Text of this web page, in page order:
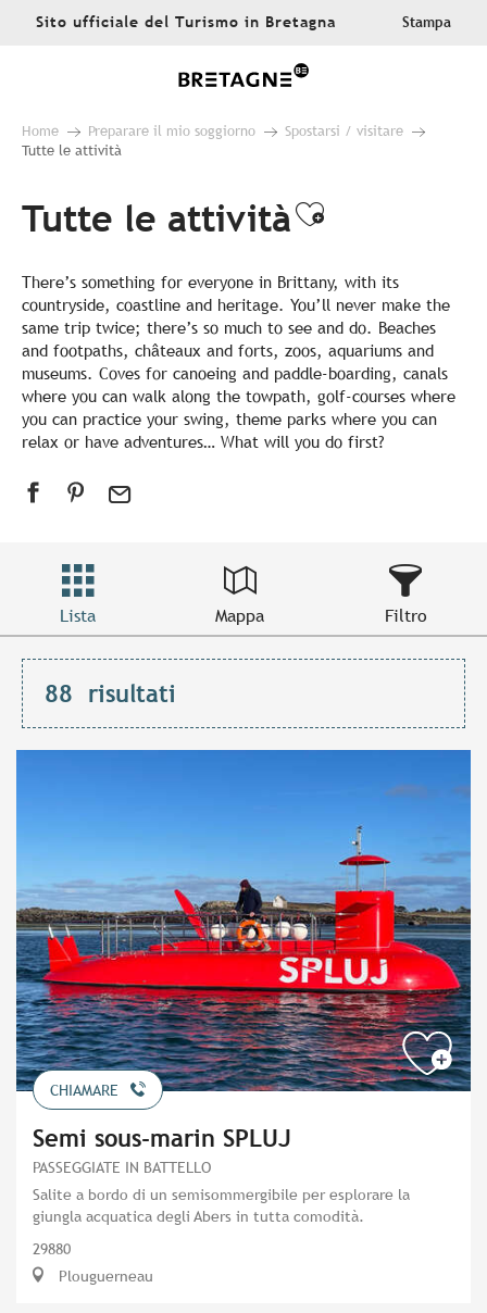
AllerSito ufficiale del Turismo in Bretagna Stampa
Home Preparare il mio soggiorno
Spostarsi / visitare
Tutte le attività
Tutte le attivitàAjouter
There’s something for everyone in Brittany, with its
countryside, coastline and heritage. You’ll never make the
same trip twice; there’s so much to see and do. Beaches
and footpaths, châteaux and forts, zoos, aquariums and
museums. Coves for canoeing and paddle-boarding, canals
where you can walk along the towpath, golf-courses where
you can practice your swing, theme parks where you can
relax or have adventures… What will you do first?
Lista Mappa Filtro
88 risultati
CHIAMARE
Semi sous-marin SPLUJ
PASSEGGIATE IN BATTELLO
Salite a bordo di un semisommergibile per esplorare la
giungla acquatica degli Abers in tutta comodità.
29880
Plouguerneau